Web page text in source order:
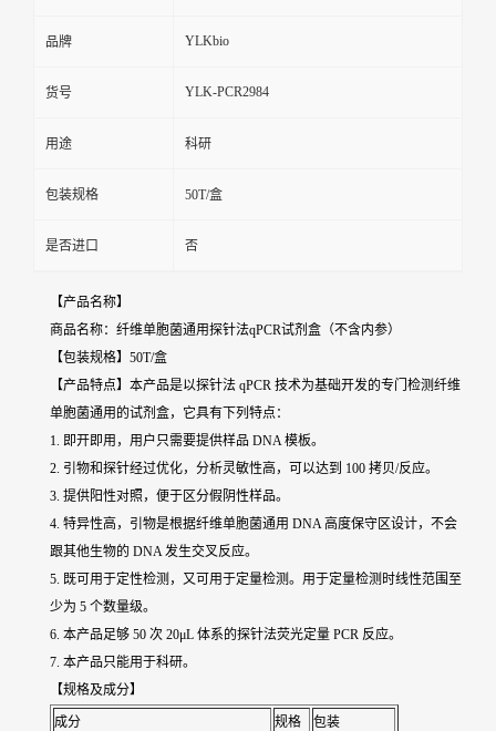
品牌 YLKbio
货号 YLK-PCR2984
用途 科研
包装规格 50T/盒
是否进口 否
【产品名称】
商品名称：纤维单胞菌通用探针法qPCR试剂盒（不含内参）
【包装规格】50T/盒
【产品特点】本产品是以探针法 qPCR 技术为基础开发的专门检测纤维
单胞菌通用 的试剂盒，它具有下列特点：
1. 即开即用，用户只需要提供样品 DNA 模板。
2. 引物和探针经过优化，分析灵敏性高，可以达到 100 拷贝/反应。
3. 提供阳性对照，便于区分假阴性样品。
4. 特异性高，引物是根据纤维单胞菌通用 DNA 高度保守区设计，不会
跟其他生物的 DNA 发生交叉反应。
5. 既可用于定性检测，又可用于定量检测。用于定量检测时线性范围至
少为 5 个数量级。
6. 本产品足够 50 次 20μL 体系的探针法荧光定量 PCR 反应。
7. 本产品只能用于科研。
【规格及成分】
成分 规格 包装